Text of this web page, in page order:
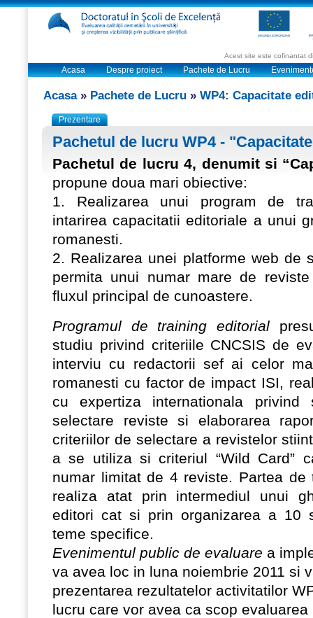
Acest site este cofinantat
Acasa Despre proiect Pachete de Lucru
Acasa» Pachete de Lucru » WP4: Capacitate
Prezentare
Pachetul de lucru WP4 -
Pachetul de lucru 4, denumit si
propune doua mari obiective:
1. Realizarea unui program de
intarirea capacitatii editoriale a unui
romanesti.
2. Realizarea unei platforme web de
permita unui numar mare de
fluxul principal de cunoastere.
Programul de training editorial
studiu privind criteriile CNCSIS de
interviu cu redactorii sef ai celor
romanesti cu factor de impact ISI,
cu expertiza internationala privind
selectare reviste si elaborarea
criteriilor de selectare a revistelor
a se utiliza si criteriul “Wild Card”
numar limitat de 4 reviste. Partea de
realiza atat prin intermediul unui
editori cat si prin organizarea a 10
teme specifice.
Evenimentul public de evaluare a
va avea loc in luna noiembrie 2011 si
prezentarea rezultatelor activitatilor
lucru care vor avea ca scop